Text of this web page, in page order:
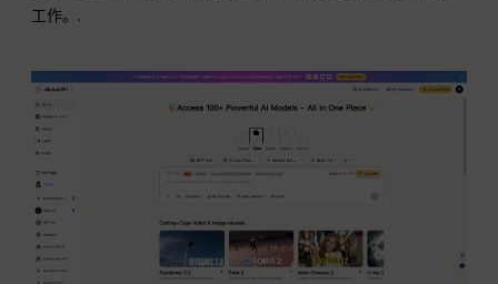
工作。.